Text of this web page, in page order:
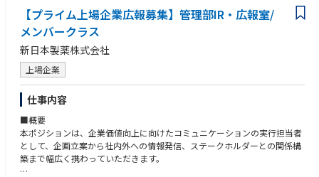
【プライム上場企業広報募集】管理部IR・広報室/
メンバークラス
新日本製薬株式会社
上場企業
仕事内容
■概要
本ポジションは、企業価値向上に向けたコミュニケーションの実行担当者
として、企画立案から社内外への情報発信、ステークホルダーとの関係構
築まで幅広く携わっていただきます。